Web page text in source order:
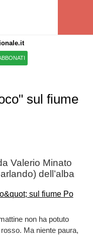
sul fiume
Valerio Minato
dell’alba
non ha potuto
Ma niente paura,